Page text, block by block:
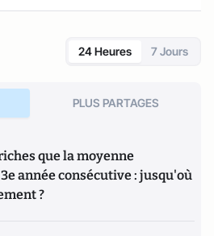
24 Heures 7 Jours
PLUS PARTAGES
que la moyenne
année consécutive : jusqu'où
?